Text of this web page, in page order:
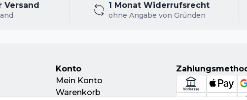
Versand 1 Monat Widerrufsrecht
ohne Angabe von Gründen
Konto
Mein Konto
Warenkorb